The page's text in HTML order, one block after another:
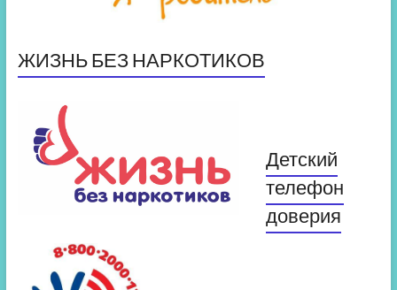
ЖИЗНЬ БЕЗ НАРКОТИКОВ
Детский
телефон
доверия